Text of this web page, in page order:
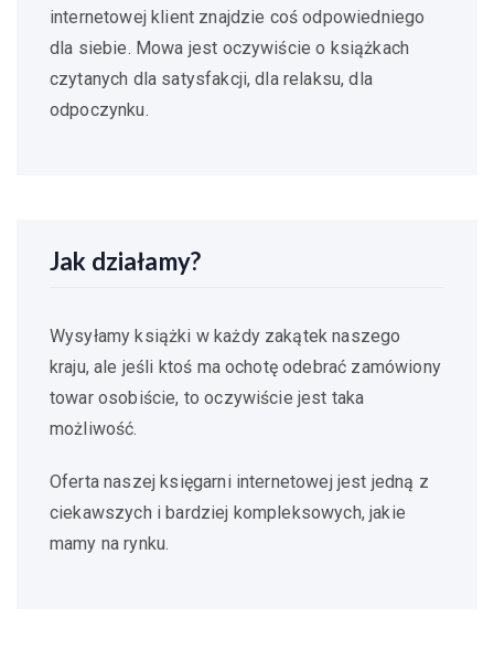
internetowej klient znajdzie coś odpowiedniego
dla siebie. Mowa jest oczywiście o książkach
czytanych dla satysfakcji, dla relaksu, dla
odpoczynku.
Jak działamy?
Wysyłamy książki w każdy zakątek naszego
kraju, ale jeśli ktoś ma ochotę odebrać zamówiony
towar osobiście, to oczywiście jest taka
możliwość.
Oferta naszej księgarni internetowej jest jedną z
ciekawszych i bardziej kompleksowych, jakie
mamy na rynku.